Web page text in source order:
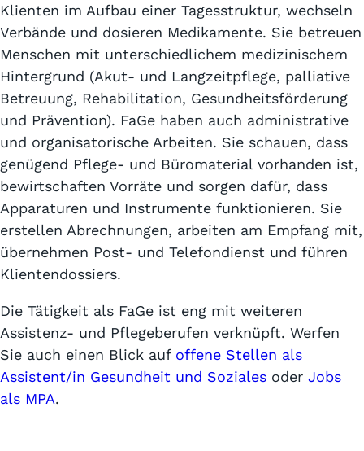
Klienten im Aufbau einer Tagesstruktur, wechseln
Verbände und dosieren Medikamente. Sie betreuen
Menschen mit unterschiedlichem medizinischem
Hintergrund (Akut- und Langzeitpflege, palliative
Betreuung, Rehabilitation, Gesundheitsförderung
und Prävention). FaGe haben auch administrative
und organisatorische Arbeiten. Sie schauen, dass
genügend Pflege- und Büromaterial vorhanden ist,
bewirtschaften Vorräte und sorgen dafür, dass
Apparaturen und Instrumente funktionieren. Sie
erstellen Abrechnungen, arbeiten am Empfang mit,
übernehmen Post- und Telefondienst und führen
Klientendossiers.
Die Tätigkeit als FaGe ist eng mit weiteren
Assistenz- und Pflegeberufen verknüpft. Werfen
Sie auch einen Blick auf offene Stellen als
Assistent/in Gesundheit und Soziales oder Jobs
als MPA.